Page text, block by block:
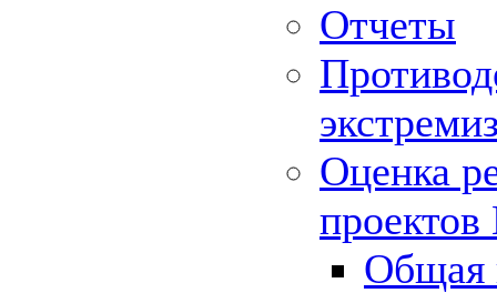
Отчеты
Оценка
Общая